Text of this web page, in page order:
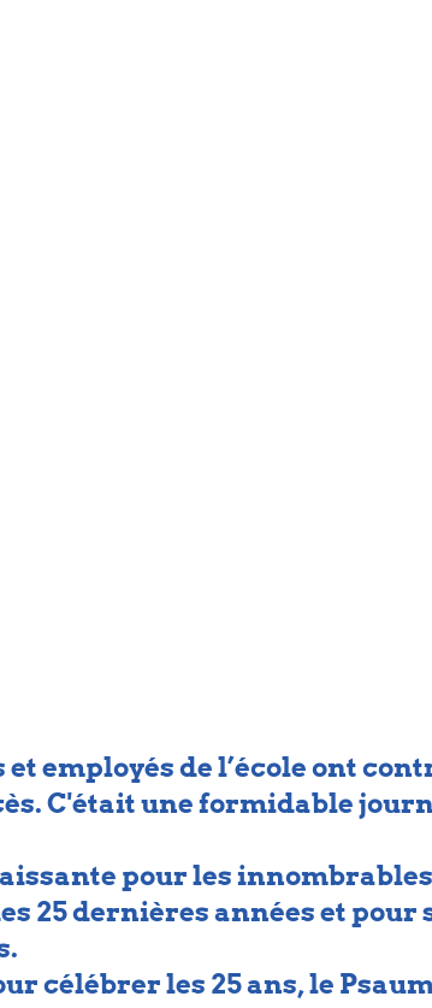
et employés de l’école ont
C'était une formidable
pour les
25 dernières années et
célébrer les 25 ans, le